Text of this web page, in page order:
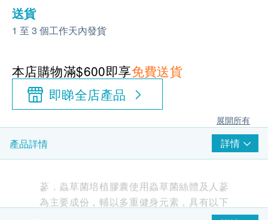
送貨
1 至 3 個工作天內發貨
本店購物滿$600即享免費送貨
即睇全店產品
展開所有
產品詳情 詳情
蔘．蟲草菌培植膠囊使用蟲草菌絲體及人蔘
為主要成份，輔以多重健身元素，具有以下